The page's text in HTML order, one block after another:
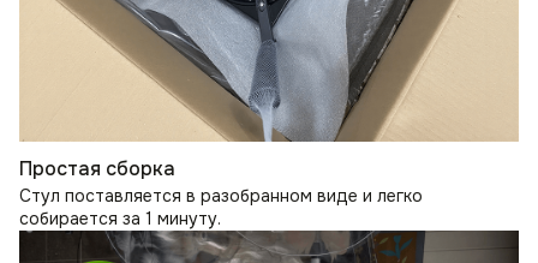
Простая сборка
Стул поставляется в разобранном виде и легко
собирается за 1 минуту.